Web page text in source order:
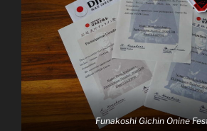
Funakoshi Gichin Onine